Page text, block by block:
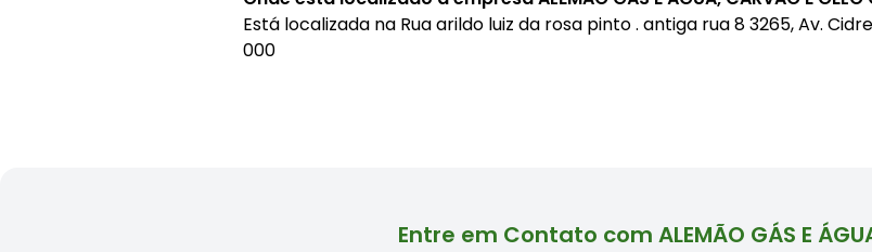
Está localizada na Rua arildo luiz da rosa pinto . antiga rua 8 3265, Av.
000
Entre em Contato com ALEMÃO GÁS E